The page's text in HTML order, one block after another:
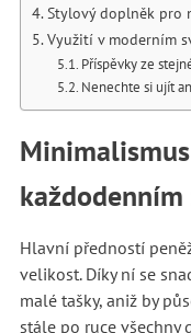
Stylový doplněk pro
Využití v moderním
Příspěvky ze
Nenechte si ujít
Hlavní předností
velikost. Díky ní se
malé tašky, aniž by
stále po ruce všechny